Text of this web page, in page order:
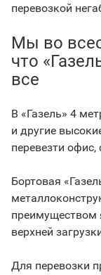
перевозкой
Мы во
что
все
В «Газель» 4
и другие
перевезти офис,
Бортовая
преимуществом
верхней
Для перевозки